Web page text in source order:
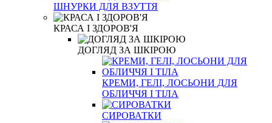
ШНУРКИ ДЛЯ ВЗУТТЯ
КРАСА І ЗДОРОВ'Я
ДОГЛЯД ЗА ШКІРОЮ
КРЕМИ, ГЕЛІ, ЛОСЬОНИ ДЛЯ
ОБЛИЧЧЯ І ТІЛА
СИРОВАТКИ